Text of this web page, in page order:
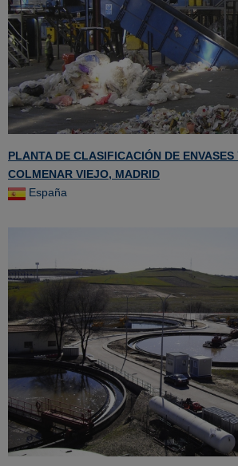
PLANTA DE CLASIFICACIÓN DE ENVASES
COLMENAR VIEJO, MADRID
España